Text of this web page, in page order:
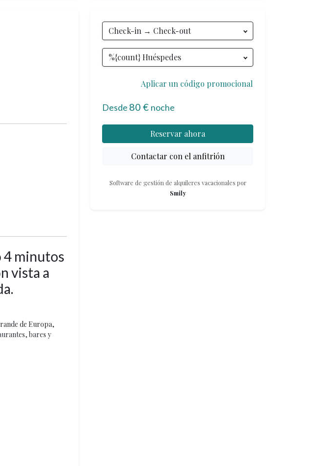
4 minutos
vista a
de Europa,
bares y
Check-in → Check-out
%{count} Huéspedes
Aplicar un código promocional
Desde 80 € noche
Reservar ahora
Contactar con el anfitrión
Software de gestión de alquileres vacacionales por
Smily
Desde 80 €
Teléfono: +33 6 95 28 31 66